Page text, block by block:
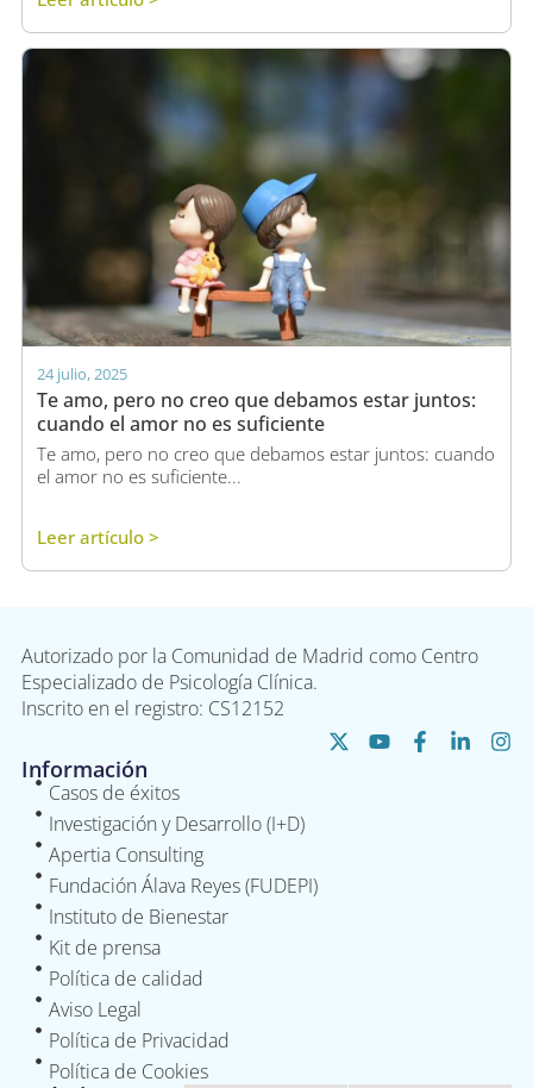
24 julio, 2025
Te amo, pero no creo que debamos estar juntos:
cuando el amor no es suficiente
Te amo, pero no creo que debamos estar juntos: cuando
el amor no es suficiente...
Leer artículo >
Autorizado por la Comunidad de Madrid como Centro
Especializado de Psicología Clínica.
Inscrito en el registro: CS12152
Información
Casos de éxitos
Investigación y Desarrollo (I+D)
Apertia Consulting
Fundación Álava Reyes (FUDEPI)
Instituto de Bienestar
Kit de prensa
Política de calidad
Aviso Legal
Política de Privacidad
Política de Cookies